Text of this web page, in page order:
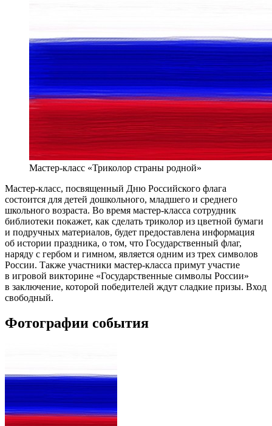
Мастер-класс «Триколор страны родной»
Мастер-класс, посвященный Дню Российского флага
состоится для детей дошкольного, младшего и среднего
школьного возраста. Во время мастер-класса сотрудник
библиотеки покажет, как сделать триколор из цветной бумаги
и подручных материалов, будет предоставлена информация
об истории праздника, о том, что Государственный флаг,
наряду с гербом и гимном, является одним из трех символов
России. Также участники мастер-класса примут участие
в игровой викторине «Государственные символы России»
в заключение, которой победителей ждут сладкие призы. Вход
свободный.
Фотографии события